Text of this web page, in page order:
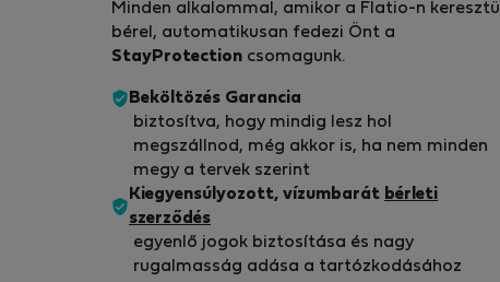
Minden alkalommal, amikor a Flatio-n keresztül
bérel, automatikusan fedezi Önt a
StayProtection csomagunk.
Beköltözés Garancia
biztosítva, hogy mindig lesz hol
megszállnod, még akkor is, ha nem minden
megy a tervek szerint
Kiegyensúlyozott, vízumbarát bérleti
szerződés
egyenlő jogok biztosítása és nagy
rugalmasság adása a tartózkodásához